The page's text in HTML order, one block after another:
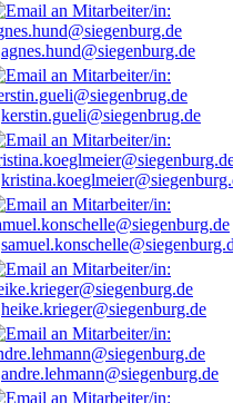
agnes.hund@siegenburg.de
kerstin.gueli@siegenbrug.de
heike.krieger@siegenburg.de
andre.lehmann@siegenburg.de